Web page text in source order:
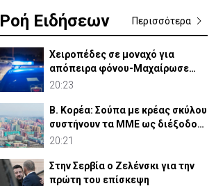
Ροή Ειδήσεων Περισσότερα
Χειροπέδες σε μοναχό για
απόπειρα φόνου-Μαχαίρωσε
στο λαιμό 53χρονο
20:23
Β. Κορέα: Σούπα με κρέας σκύλου
συστήνουν τα MME ως διέξοδο
στον καύσωνα
20:21
Στην Σερβία ο Ζελένσκι για την
πρώτη του επίσκεψη